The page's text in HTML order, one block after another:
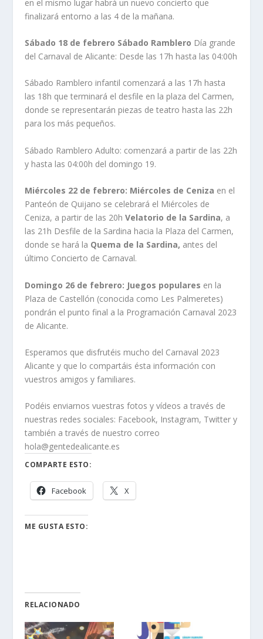
en el mismo lugar habrá un nuevo concierto que
finalizará entorno a las 4 de la mañana.
Sábado 18 de febrero Sábado Ramblero Día grande
del Carnaval de Alicante: Desde las 17h hasta las 04:00h
Sábado Ramblero infantil comenzará a las 17h hasta
las 18h que terminará el desfile en la plaza del Carmen,
donde se representarán piezas de teatro hasta las 22h
para los más pequeños.
Sábado Ramblero Adulto: comenzará a partir de las 22h
y hasta las 04:00h del domingo 19.
Miércoles 22 de febrero: Miércoles de Ceniza en el
Panteón de Quijano se celebrará el Miércoles de
Ceniza, a partir de las 20hVelatorio de la Sardina, a
las 21h Desfile de la Sardina hacia la Plaza del Carmen,
donde se hará la Quema de la Sardina, antes del
último Concierto de Carnaval.
Domingo 26 de febrero: Juegos populares en la
Plaza de Castellón (conocida como Les Palmeretes)
pondrán el punto final a la Programación Carnaval 2023
de Alicante.
Esperamos que disfrutéis mucho del Carnaval 2023
Alicante y que lo compartáis ésta información con
vuestros amigos y familiares.
Podéis enviarnos vuestras fotos y vídeos a través de
nuestras redes sociales: Facebook, Instagram, Twitter y
también a través de nuestro correo
hola@gentedealicante.es
COMPARTE ESTO:
Facebook X
ME GUSTA ESTO:
RELACIONADO